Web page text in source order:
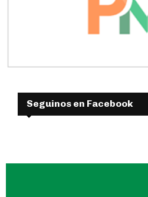
Seguinos en Facebook